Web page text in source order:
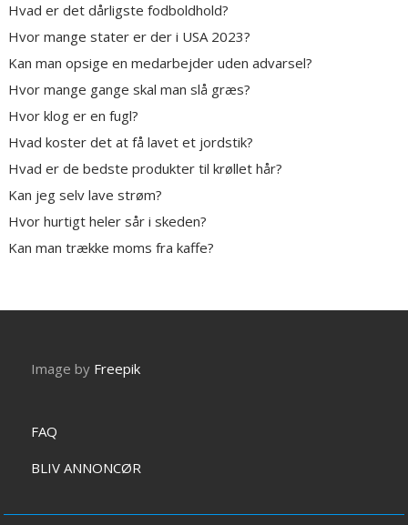
Hvad er det dårligste fodboldhold?
Hvor mange stater er der i USA 2023?
Kan man opsige en medarbejder uden advarsel?
Hvor mange gange skal man slå græs?
Hvor klog er en fugl?
Hvad koster det at få lavet et jordstik?
Hvad er de bedste produkter til krøllet hår?
Kan jeg selv lave strøm?
Hvor hurtigt heler sår i skeden?
Kan man trække moms fra kaffe?
Image by Freepik
FAQ
BLIV ANNONCØR